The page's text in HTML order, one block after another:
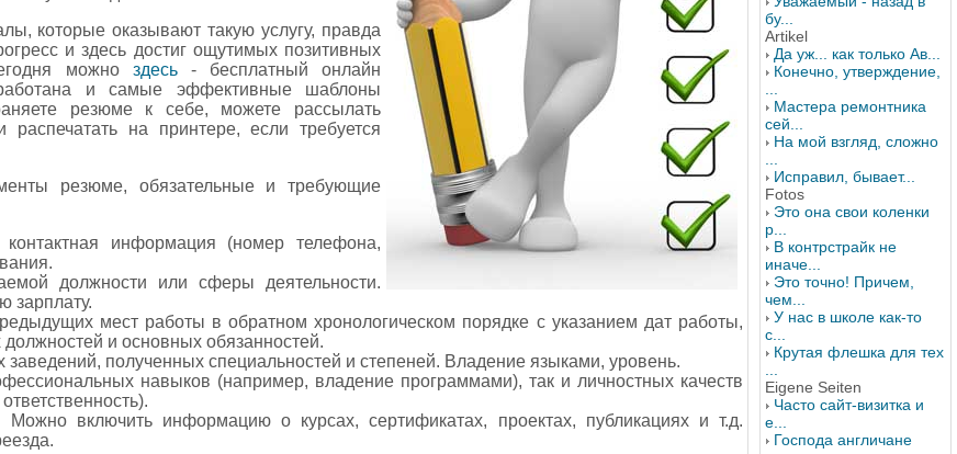
которые оказывают такую услугу, правда
и здесь достиг ощутимых позитивных
можно здесь- бесплатный онлайн
и самые эффективные шаблоны
резюме к себе, можете рассылать
распечатать на принтере, если требуется
резюме, обязательные и требующие
информация (номер телефона,
должности или сферы деятельности.
зарплату.
мест работы в обратном хронологическом порядке с указанием дат работы,
и основных обязанностей.
полученных специальностей и степеней. Владение языками, уровень.
навыков (например, владение программами), так и личностных качеств
включить информацию о курсах, сертификатах, проектах, публикациях и т.д.
бу...
Artikel
Да уж... как только Ав...
Конечно, утверждение,
Мастера ремонтника
сей...
На мой взгляд, сложно
Исправил, бывает...
Fotos
Это она свои коленки
р...
В контрстрайк не
иначе...
Это точно! Причем,
чем...
У нас в школе как-то
с...
Крутая флешка для тех
Eigene Seiten
Часто сайт-визитка и
е...
Господа англичане